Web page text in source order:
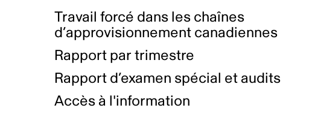
Travail forcé dans les chaînes
d’approvisionnement canadiennes
Rapport par trimestre
Rapport d’examen spécial et audits
Accès à l'information